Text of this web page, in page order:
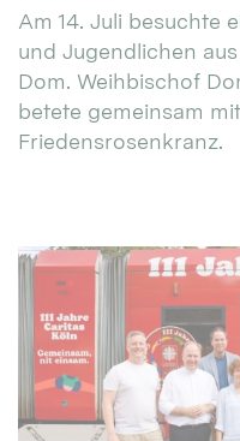
Am 14. Juli besuchte
und Jugendlichen
Dom. Weihbischof
betete gemeinsam
Friedensrosenkranz.